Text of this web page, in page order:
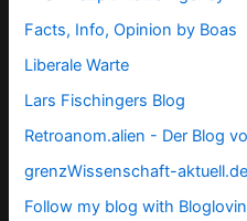
Facts, Info, Opinion by Boas
Liberale Warte
Lars Fischingers Blog
Retroanom.alien - Der Blog
grenzWissenschaft-aktuell.de
Follow my blog with Bloglovin